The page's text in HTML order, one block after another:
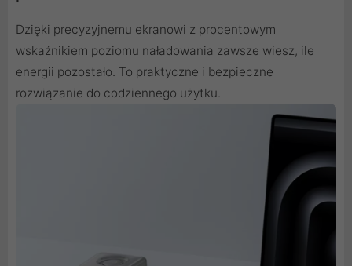
Dzięki precyzyjnemu ekranowi z procentowym
wskaźnikiem poziomu naładowania zawsze wiesz, ile
energii pozostało. To praktyczne i bezpieczne
rozwiązanie do codziennego użytku.